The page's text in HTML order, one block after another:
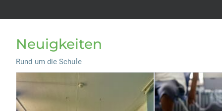
Neuigkeiten
Rund um die Schule